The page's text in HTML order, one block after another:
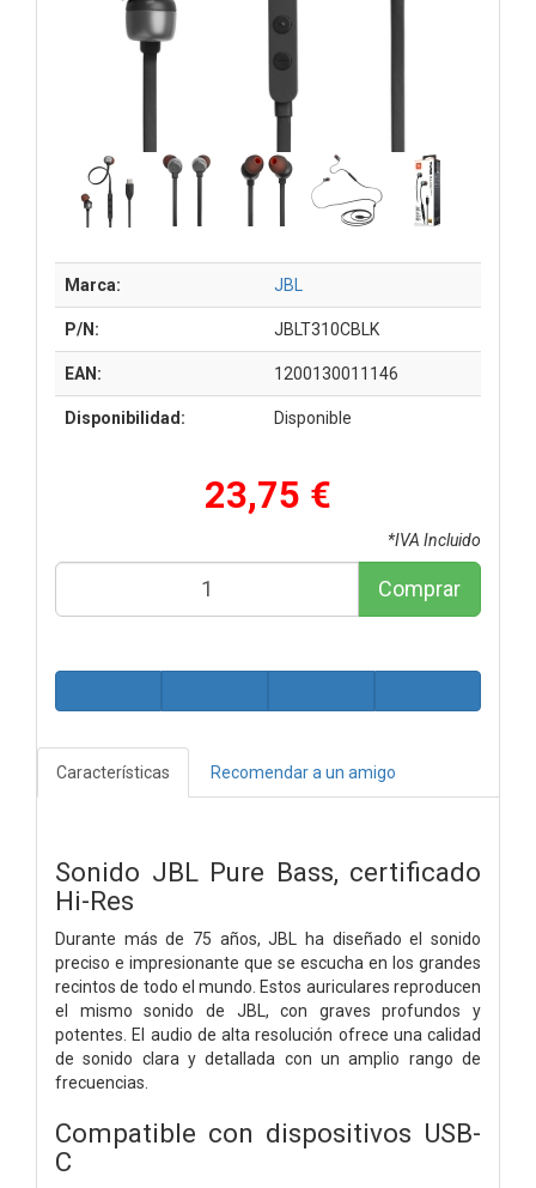
Marca: JBL
P/N: JBLT310CBLK
EAN: 1200130011146
Disponibilidad: Disponible
23,75 €
*IVA Incluido
Comprar
Características Recomendar a un amigo
Sonido JBL Pure Bass, certificado
Hi-Res
Durante más de 75 años, JBL ha diseñado el sonido
preciso e impresionante que se escucha en los grandes
recintos de todo el mundo. Estos auriculares reproducen
el mismo sonido de JBL, con graves profundos y
potentes. El audio de alta resolución ofrece una calidad
de sonido clara y detallada con un amplio rango de
frecuencias.
Compatible con dispositivos USB-
C